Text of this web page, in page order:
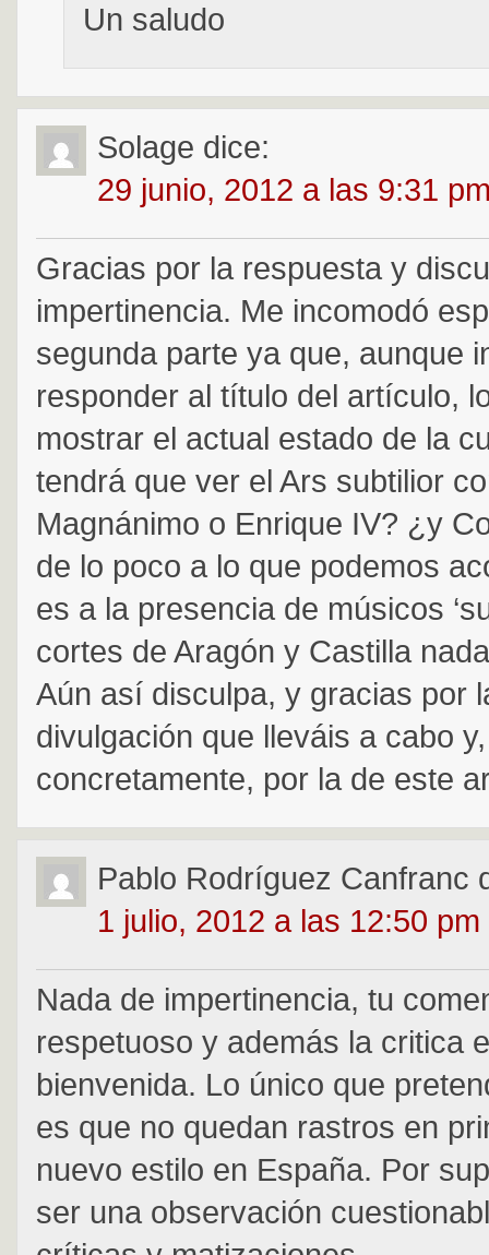
Un saludo
Solage dice:
29 junio, 2012 a las 9:31
Gracias por la respuesta y
impertinencia. Me incomodó
segunda parte ya que, aunque
responder al título del artículo,
mostrar el actual estado de la
tendrá que ver el Ars subtilior
Magnánimo o Enrique IV? ¿y
de lo poco a lo que podemos
es a la presencia de músicos
cortes de Aragón y Castilla
Aún así disculpa, y gracias por
divulgación que lleváis a cabo y,
concretamente, por la de este
Pablo Rodríguez Canfranc
1 julio, 2012 a las 12:50 pm
Nada de impertinencia, tu
respetuoso y además la critica
bienvenida. Lo único que
es que no quedan rastros en
nuevo estilo en España. Por
ser una observación